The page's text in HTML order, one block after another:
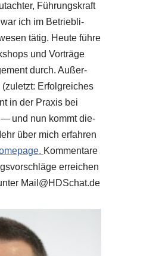
Füh­rungs­kraft
ich im Betrieb­li­
tätig. Heu­te füh­re
und Vor­trä­ge
durch. Außer­
Erfolg­rei­ches
in der Pra­xis bei
— und nun kommt die­
über mich erfah­ren
Kom­men­ta­re
errei­chen
Mail@​HDSchat.​de